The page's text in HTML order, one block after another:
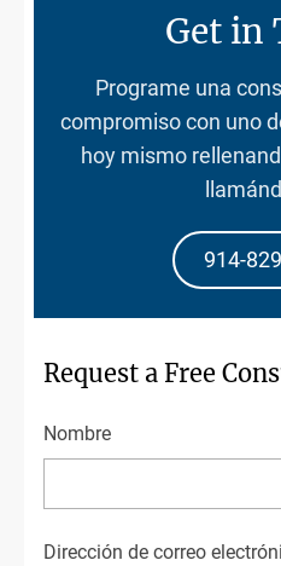
Get in
Programe una
compromiso con uno
hoy mismo
914-
Request a Free
Nombre
Dirección de correo